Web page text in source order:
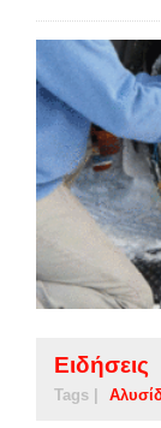
Ειδήσεις
Tags |